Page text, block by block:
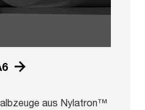
aus Nylatron™